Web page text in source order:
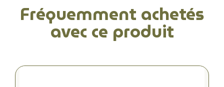
Fréquemment achetés
avec ce produit